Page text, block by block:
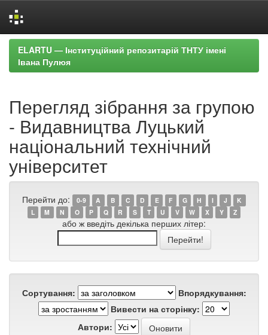
Skip
navigation
ELARTU — Інституційний репозитарій ТНТУ імені
Івана Пулюя
Перегляд зібрання за групою
- Видавництва Луцький
національний технічний
університет
Перейти до: 0-9 A B C D E F G H I J
K
L
M N O P Q R S T U V W X Y Z
або ж введіть декілька перших літер:
Сортування:
Впорядкування:
Вивести на сторінку:
Автори: